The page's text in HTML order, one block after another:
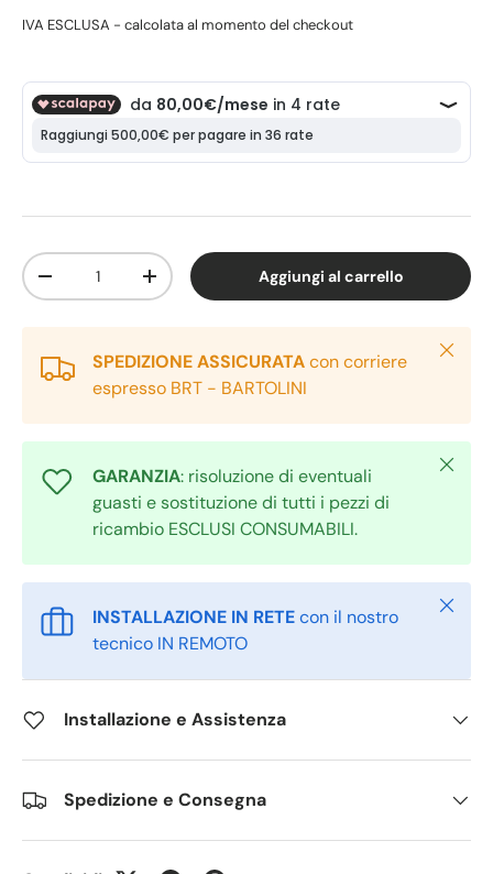
IVA ESCLUSA - calcolata al momento del checkout
Q.tà
-
+ Aggiungi al carrello
SPEDIZIONE ASSICURATAcon corriere
espresso BRT - BARTOLINI
Chiudi
GARANZIA: risoluzione di eventuali
guasti e sostituzione di tutti i pezzi di
ricambio ESCLUSI CONSUMABILI.
Chiudi
INSTALLAZIONE IN RETEcon il nostro
tecnico IN REMOTO
Chiudi
Installazione e Assistenza
Spedizione e Consegna